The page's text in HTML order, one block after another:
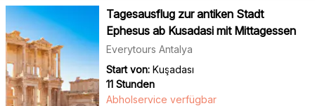
Tagesausflug zur antiken Stadt
Ephesus ab Kusadasi mit Mittagessen
Everytours Antalya
Start von: Kuşadası
11 Stunden
Abholservice verfügbar